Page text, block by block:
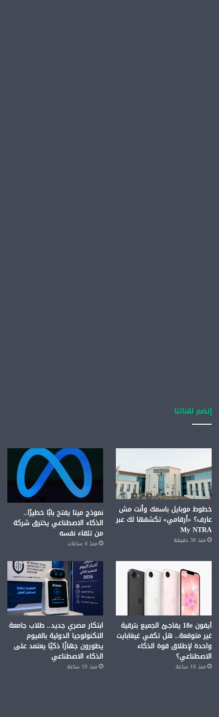
إنضم لقناتنا
خطوط موبايل باسمك وأنت مش
عارف؟ «أرقامي» تكشفها لك عبر
My NTRA
منذ 38 دقيقة
نموذج ميتا يفتح بابًا خطيرًا..
الذكاء الاصطناعي يخترق شركة
من تلقاء نفسه
منذ 4 ساعات
آيفون 18e يفاجئ الجميع بترقية
غير متوقعة.. هل تكفي غيغابايت
واحدة لإطلاق قوة الذكاء
الاصطناعي؟
منذ 18 ساعة
ابتكار مصري جديد.. طلاب جامعة
التكنولوجيا الدولية بالفيوم
يطورون جهازًا ذكيًا يعتمد على
الذكاء الاصطناعي
منذ 19 ساعة